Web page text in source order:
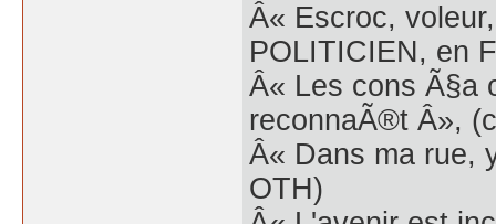
Â« Escroc,
POLITICIEN, en
Â« Les cons Ã§a
reconnaÃ®t Â»,
Â« Dans ma rue,
OTH)